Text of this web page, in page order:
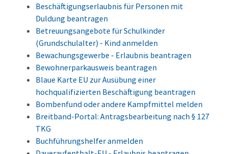
Beschäftigungserlaubnis für Personen mit
Duldung beantragen
Betreuungsangebote für Schulkinder
(Grundschulalter) - Kind anmelden
Bewachungsgewerbe - Erlaubnis beantragen
Bewohnerparkausweis beantragen
Blaue Karte EU zur Ausübung einer
hochqualifizierten Beschäftigung beantragen
Bombenfund oder andere Kampfmittel melden
Breitband-Portal: Antragsbearbeitung nach § 127
TKG
Buchführungshelfer anmelden